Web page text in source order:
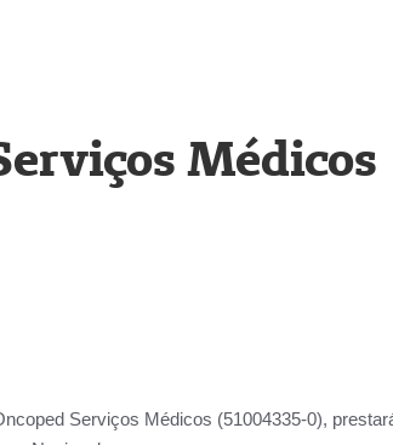
Médicos
Serviços Médicos (51004335-0),